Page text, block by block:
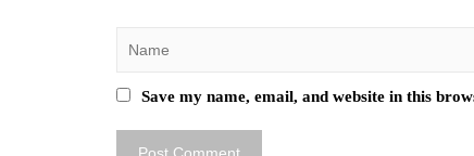
Save my name, email, and website in this